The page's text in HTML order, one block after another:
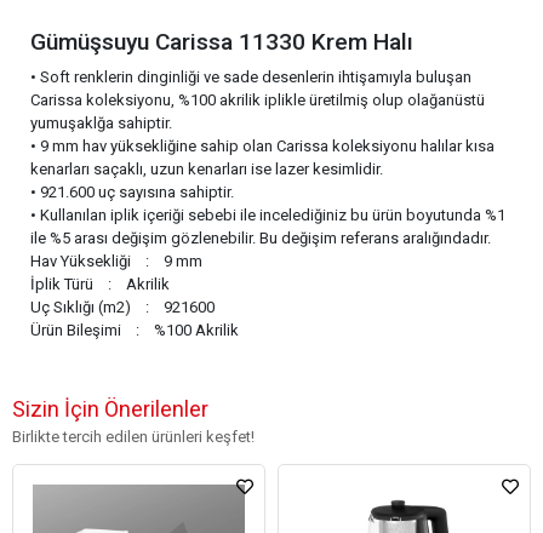
Gümüşsuyu Carissa 11330 Krem Halı
• Soft renklerin dinginliği ve sade desenlerin ihtişamıyla buluşan
Carissa koleksiyonu, %100 akrilik iplikle üretilmiş olup olağanüstü
yumuşaklğa sahiptir.
• 9 mm hav yüksekliğine sahip olan Carissa koleksiyonu halılar kısa
kenarları saçaklı, uzun kenarları ise lazer kesimlidir.
• 921.600 uç sayısına sahiptir.
• Kullanılan iplik içeriği sebebi ile incelediğiniz bu ürün boyutunda %1
ile %5 arası değişim gözlenebilir. Bu değişim referans aralığındadır.
Hav Yüksekliği : 9 mm
İplik Türü : Akrilik
Uç Sıklığı (m2) : 921600
Ürün Bileşimi : %100 Akrilik
Sizin İçin Önerilenler
Birlikte tercih edilen ürünleri keşfet!